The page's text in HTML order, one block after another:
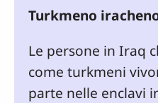
Turkmeno
Le persone in Iraq
come turkmeni
parte nelle enclavi